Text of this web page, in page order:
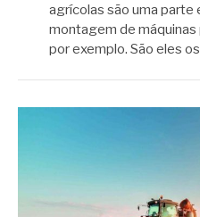
agrícolas são uma
montagem de
por exemplo. São eles